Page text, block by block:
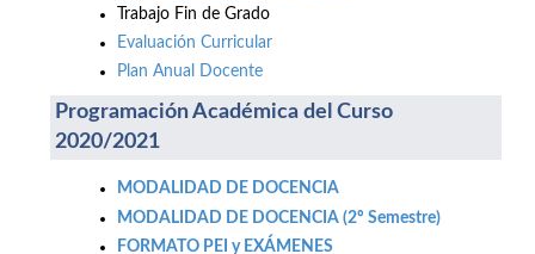
Trabajo Fin de Grado
Evaluación Curricular
Plan Anual Docente
Programación Académica del Curso
2020/2021
MODALIDAD DE DOCENCIA
MODALIDAD DE DOCENCIA (2º Semestre)
FORMATO PEI y EXÁMENES